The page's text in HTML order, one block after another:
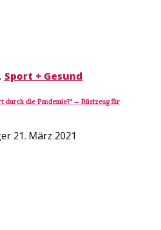
Sport + Gesund
durch die Pandemie?“ – Rüstzeug für
21. März 2021